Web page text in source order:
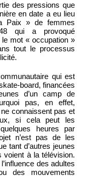
des pressions que
en date a eu lieu
Paix » de femmes
qui a provoqué
le mot « occupation »
tout le processus
qui est
board, financées
d’un camp de
pas, en effet,
connaissent pas et
si cela peut les
heures par
n’est pas de les
tant d’autres jeunes
voient à la télévision.
des adultes
des mouvements